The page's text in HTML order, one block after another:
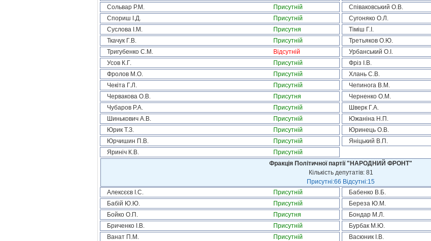
Сольвар Р.М.
Присутній Співаковський О.В.
Спориш І.Д.
Присутній Сугоняко О.Л.
Суслова І.М.
Присутня Тіміш Г.І.
Ткачук Г.В.
Присутній Третьяков О.Ю.
Тригубенко С.М.
Відсутній Урбанський О.І.
Усов К.Г.
Присутній Фріз І.В.
Фролов М.О.
Присутній Хлань С.В.
Чекіта Г.Л.
Присутній Чепинога В.М.
Червакова О.В.
Присутня Черненко О.М.
Чубаров Р.А.
Присутній Шверк Г.А.
Шинькович А.В.
Присутній Южаніна Н.П.
Юрик Т.З.
Присутній Юринець О.В.
Юрчишин П.В.
Присутній Яніцький В.П.
Яриніч К.В.
Присутній
Фракція Політичної партії "НАРОДНИЙ ФРОНТ"
Кількість депутатів: 81
Присутні:66 Відсутні:15
Алексєєв І.С.
Присутній Бабенко В.Б.
Бабій Ю.Ю.
Присутній Береза Ю.М.
Бойко О.П.
Присутня Бондар М.Л.
Бриченко І.В.
Присутній Бурбак М.Ю.
Ванат П.М.
Присутній Васюник І.В.